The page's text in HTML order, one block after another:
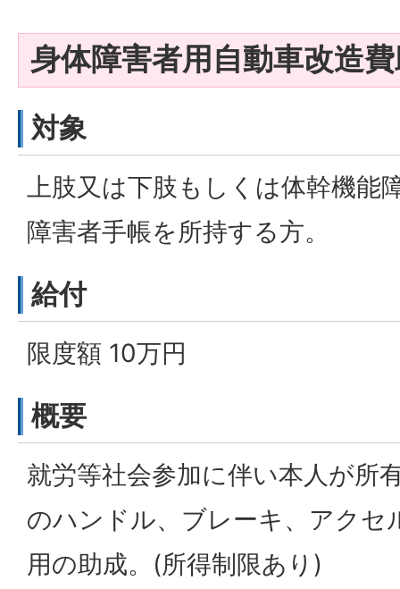
身体障害者用自動車改造
対象
上肢又は下肢もしくは体幹機能
障害者手帳を所持する方。
給付
限度額 10万円
概要
就労等社会参加に伴い本人が所
のハンドル、ブレーキ、アクセ
用の助成。(所得制限あり)